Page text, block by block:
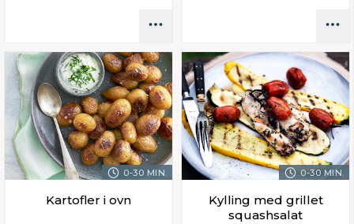
0-30 MIN.
Kartofler i ovn
0-30 MIN.
Kylling med grillet
squashsalat